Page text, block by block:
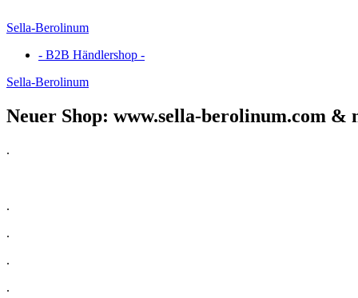
Sella-Berolinum
- B2B Händlershop -
Sella-Berolinum
Neuer Shop: www.sella-berolinum.com &
.
.
.
.
.